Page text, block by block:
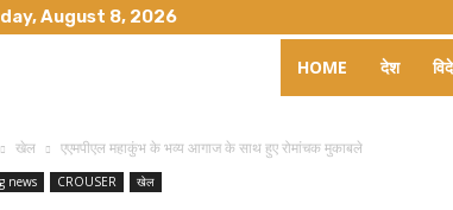
August 8, 2026
HOME देश
खेल एएमपीएल महाकुंभ के भव्य आगाज के साथ हुए रोमांचक मुकाबले
news CROUSER खेल